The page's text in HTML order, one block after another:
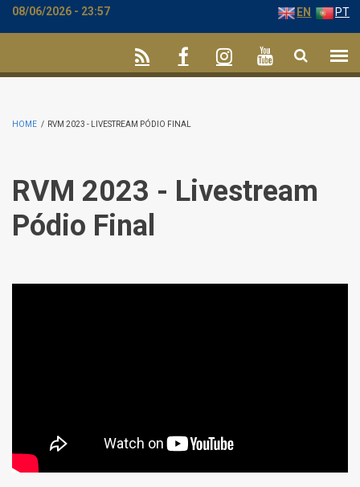
08/06/2026 - 23:57 EN PT
HOME / RVM 2023 - LIVESTREAM PÓDIO FINAL
RVM 2023 - Livestream
Pódio Final